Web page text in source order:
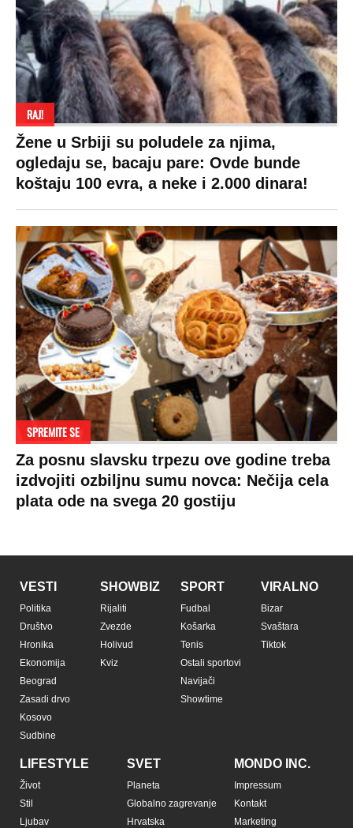
RAJ!
Žene u Srbiji su poludele za njima,
ogledaju se, bacaju pare: Ovde bunde
koštaju 100 evra, a neke i 2.000 dinara!
SPREMITE SE
Za posnu slavsku trpezu ove godine treba
izdvojiti ozbiljnu sumu novca: Nečija cela
plata ode na svega 20 gostiju
VESTI
Politika
Društvo
Hronika
Ekonomija
Beograd
Zasadi drvo
Kosovo
Sudbine
SHOWBIZ
Rijaliti
Zvezde
Holivud
Kviz
SPORT
Fudbal
Košarka
Tenis
Ostali sportovi
Navijači
Showtime
VIRALNO
Bizar
Svaštara
Tiktok
LIFESTYLE
Život
Stil
Ljubav
SVET
Planeta
Globalno zagrevanje
Hrvatska
MONDO INC.
Impressum
Kontakt
Marketing